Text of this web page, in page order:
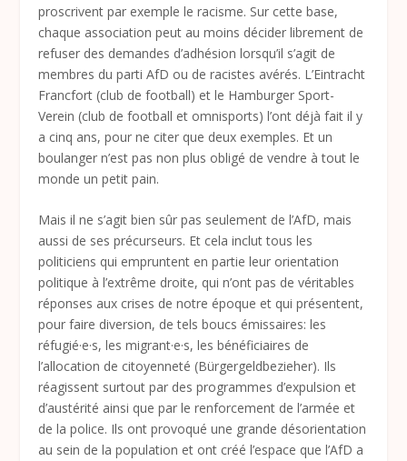
proscrivent par exemple le racisme. Sur cette base,
chaque association peut au moins décider librement de
refuser des demandes d’adhésion lorsqu’il s’agit de
membres du parti AfD ou de racistes avérés. L’Eintracht
Francfort (club de football) et le Hamburger Sport-
Verein (club de football et omnisports) l’ont déjà fait il y
a cinq ans, pour ne citer que deux exemples. Et un
boulanger n’est pas non plus obligé de vendre à tout le
monde un petit pain.
Mais il ne s’agit bien sûr pas seulement de l’AfD, mais
aussi de ses précurseurs. Et cela inclut tous les
politiciens qui empruntent en partie leur orientation
politique à l’extrême droite, qui n’ont pas de véritables
réponses aux crises de notre époque et qui présentent,
pour faire diversion, de tels boucs émissaires: les
réfugié·e·s, les migrant·e·s, les bénéficiaires de
l’allocation de citoyenneté (Bürgergeldbezieher). Ils
réagissent surtout par des programmes d’expulsion et
d’austérité ainsi que par le renforcement de l’armée et
de la police. Ils ont provoqué une grande désorientation
au sein de la population et ont créé l’espace que l’AfD a